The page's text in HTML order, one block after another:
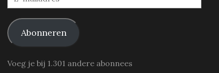
mailadres
Abonneren
Voeg je bij 1.301 andere abonnees